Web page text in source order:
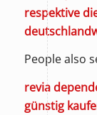
respektive
People also
revia
günstig